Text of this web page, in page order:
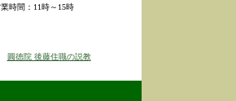
せを表示しました
を得ず、価格改定をさせて
時間：11時～15時
圓徳院 後藤住職の説教